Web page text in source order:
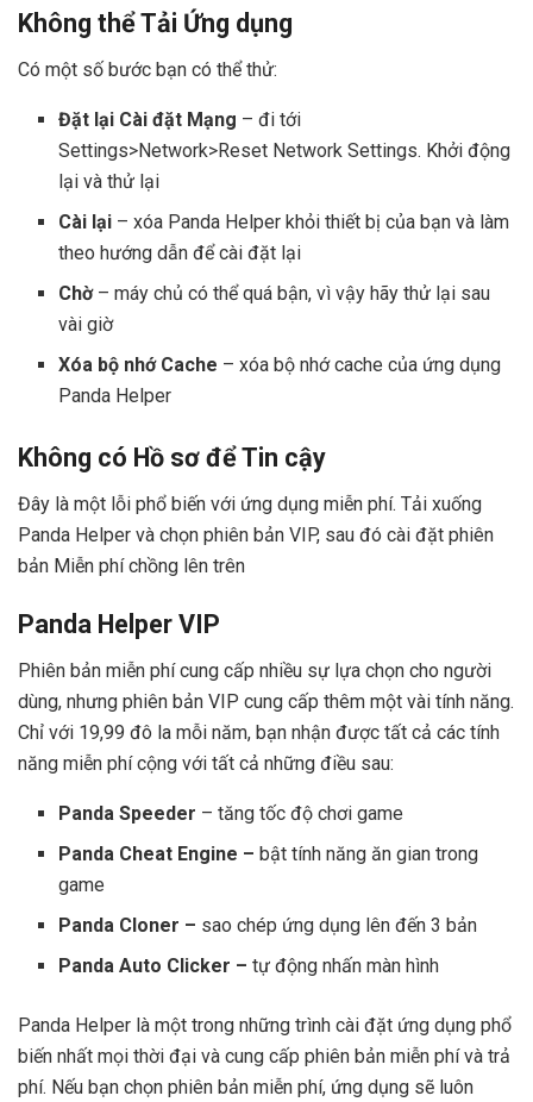
Không thể Tải Ứng dụng
Có một số bước bạn có thể thử:
Đặt lại Cài đặt Mạng – đi tới
Settings>Network>Reset Network Settings. Khởi động
lại và thử lại
Cài lại – xóa Panda Helper khỏi thiết bị của bạn và làm
theo hướng dẫn để cài đặt lại
Chờ– máy chủ có thể quá bận, vì vậy hãy thử lại sau
vài giờ
Xóa bộ nhớ Cache – xóa bộ nhớ cache của ứng dụng
Panda Helper
Không có Hồ sơ để Tin cậy
Đây là một lỗi phổ biến với ứng dụng miễn phí. Tải xuống
Panda Helper và chọn phiên bản VIP, sau đó cài đặt phiên
bản Miễn phí chồng lên trên
Panda Helper VIP
Phiên bản miễn phí cung cấp nhiều sự lựa chọn cho người
dùng, nhưng phiên bản VIP cung cấp thêm một vài tính năng.
Chỉ với 19,99 đô la mỗi năm, bạn nhận được tất cả các tính
năng miễn phí cộng với tất cả những điều sau:
Panda Speeder – tăng tốc độ chơi game
Panda Cheat Engine – bật tính năng ăn gian trong
game
Panda Cloner – sao chép ứng dụng lên đến 3 bản
Panda Auto Clicker – tự động nhấn màn hình
Panda Helper là một trong những trình cài đặt ứng dụng phổ
biến nhất mọi thời đại và cung cấp phiên bản miễn phí và trả
phí. Nếu bạn chọn phiên bản miễn phí, ứng dụng sẽ luôn